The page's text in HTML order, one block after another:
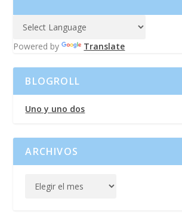
Powered by Translate
BLOGROLL
Uno y uno dos
ARCHIVOS